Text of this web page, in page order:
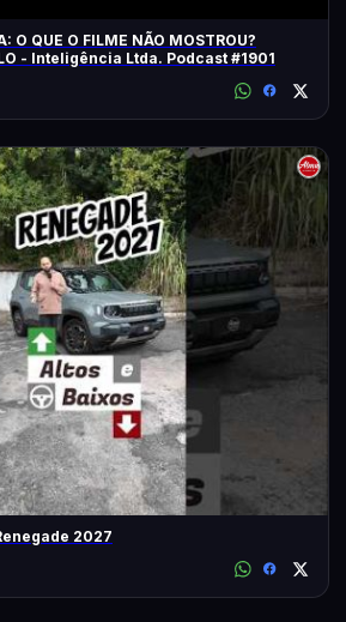
O QUE O FILME NÃO MOSTROU?
- Inteligência Ltda. Podcast #1901
2027